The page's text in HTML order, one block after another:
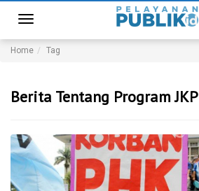
Toggle
navigation
Home Tag
Berita Tentang Program JKP